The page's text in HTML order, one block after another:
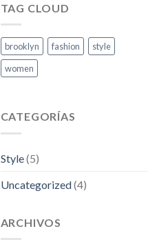
TAG CLOUD
brooklyn fashion
style
women
CATEGORÍAS
Style(5)
Uncategorized(4)
ARCHIVOS